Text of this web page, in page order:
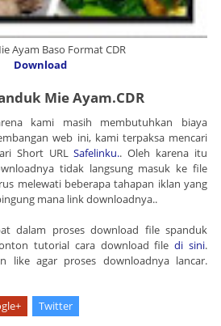
Ayam Baso Format CDR
Download
Mie Ayam.CDR
kami masih membutuhkan biaya
web ini, kami terpaksa mencari
Short URLSafelinku.. Oleh karena itu
tidak langsung masuk ke file
melewati beberapa tahapan iklan yang
mana link downloadnya..
dalam proses download file spanduk
tutorial cara download filedi sini.
like agar proses downloadnya lancar.
Twitter